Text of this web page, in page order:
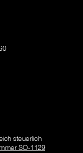
steuerlich
SO-1129